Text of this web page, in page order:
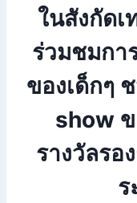
ในสังกัดเ
ร่วมชมกา
ของเด็กๆ
show
รางวัลรอ